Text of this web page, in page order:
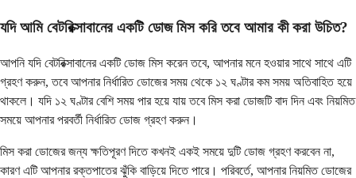
যদি আমি বেটরিক্সাবানের একটি ডোজ মিস করি তবে আমার কী করা উচিত?
আপনি যদি বেটরিক্সাবানের একটি ডোজ মিস করেন তবে, আপনার মনে হওয়ার সাথে সাথে এটি
গ্রহণ করুন, তবে আপনার নির্ধারিত ডোজের সময় থেকে ১২ ঘণ্টার কম সময় অতিবাহিত হয়ে
থাকলে। যদি ১২ ঘণ্টার বেশি সময় পার হয়ে যায় তবে মিস করা ডোজটি বাদ দিন এবং নিয়মিত
সময়ে আপনার পরবর্তী নির্ধারিত ডোজ গ্রহণ করুন।
মিস করা ডোজের জন্য ক্ষতিপূরণ দিতে কখনই একই সময়ে দুটি ডোজ গ্রহণ করবেন না,
কারণ এটি আপনার রক্তপাতের ঝুঁকি বাড়িয়ে দিতে পারে। পরিবর্তে, আপনার নিয়মিত ডোজের